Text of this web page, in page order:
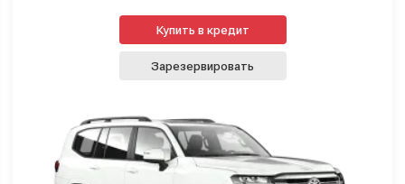
Купить в кредит
Зарезервировать